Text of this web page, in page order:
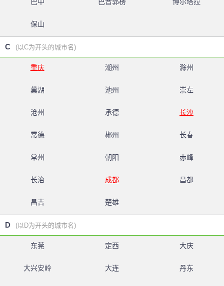
保山
C (以C为开头的城市名)
重庆 潮州 滁州
巢湖 池州 崇左
沧州 承德 长沙
常德 郴州 长春
常州 朝阳 赤峰
长治 成都 昌都
昌吉 楚雄
D (以D为开头的城市名)
东莞 定西 大庆
大兴安岭 大连 丹东